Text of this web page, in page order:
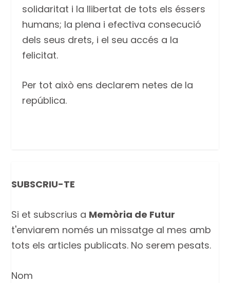
solidaritat i la llibertat de tots els éssers
humans; la plena i efectiva consecució
dels seus drets, i el seu accés a la
felicitat.
Per tot això ens declarem netes de la
república.
SUBSCRIU-TE
Si et subscrius a Memòria de Futur
t'enviarem només un missatge al mes amb
tots els articles publicats. No serem pesats.
Nom